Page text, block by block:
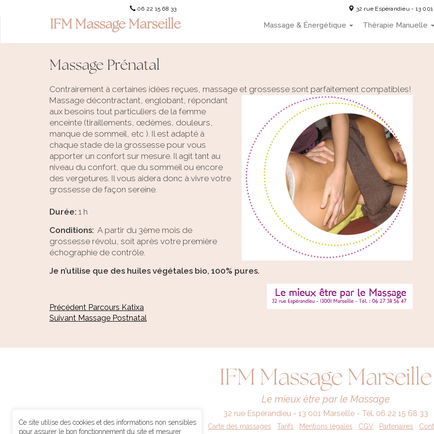
Ce site utilise des cookies et des informations non sensibles
pour assurer le bon fonctionnement du site et mesurer
06 22 15 68 33 32 rue Espérandieu - 13
IFM Massage Marseille Massage & Énergétique Thérapie Manuelle
Massage Prénatal
Contrairement à certaines idées reçues, massage et grossesse sont parfaitement compatibles!
Massage décontractant, englobant, répondant
aux besoins tout particuliers de la femme
enceinte (tiraillements, œdèmes, douleurs,
manque de sommeil, etc ). Il est adapté à
chaque stade de la grossesse pour vous
apporter un confort sur mesure. Il agit tant au
niveau du confort, que du sommeil ou encore
des vergetures. Il vous aidera donc à vivre votre
grossesse de façon sereine.
Durée: 1 h
Conditions: A partir du 3ème mois de
grossesse révolu, soit après votre première
échographie de contrôle.
Je n’utilise que des huiles végétales bio, 100% pures.
Navigation
de
Précédent Article
précédent :
Parcours Katixa
Suivant Article
Massage Postnatal
IFM Massage Marseille
Le mieux être par le Massage
32 rue Espérandieu - 13 001 Marseille - Tél. 06 22 15 68 33
Carte des massages Tarifs Mentions légales CGV Partenaires